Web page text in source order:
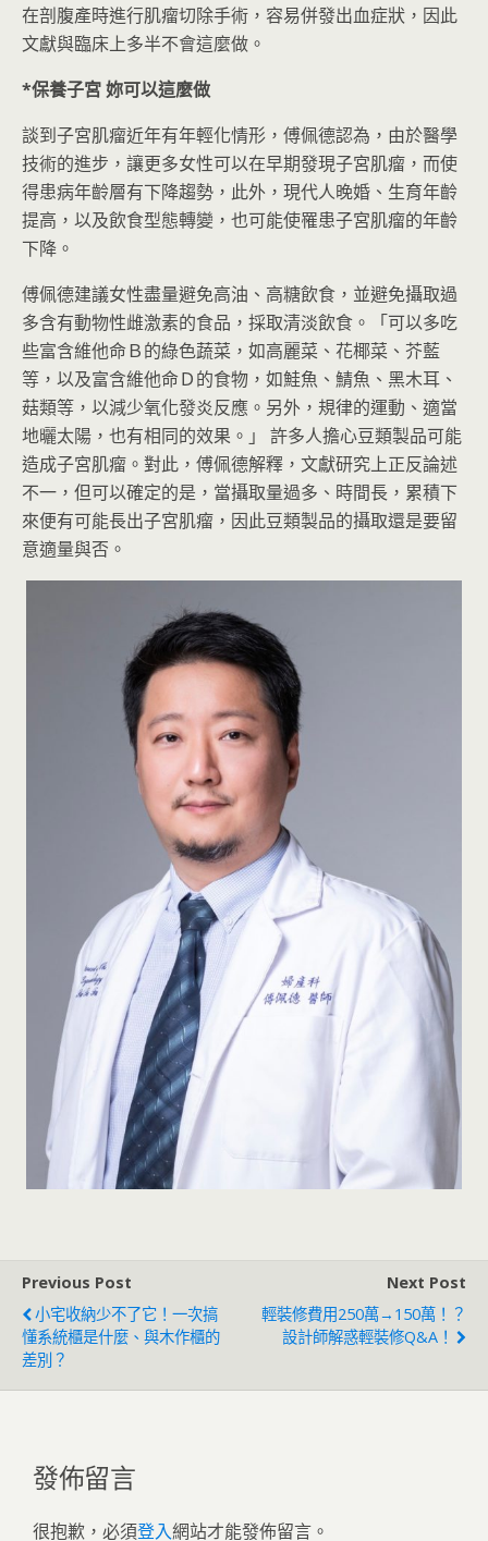
在剖腹產時進行肌瘤切除手術，容易併發出血症狀，因此
文獻與臨床上多半不會這麼做。
*保養子宮妳可以這麼做
談到子宮肌瘤近年有年輕化情形，傅佩德認為，由於醫學
技術的進步，讓更多女性可以在早期發現子宮肌瘤，而使
得患病年齡層有下降趨勢，此外，現代人晚婚、生育年齡
提高，以及飲食型態轉變，也可能使罹患子宮肌瘤的年齡
下降。
傅佩德建議女性盡量避免高油、高糖飲食，並避免攝取過
多含有動物性雌激素的食品，採取清淡飲食。「可以多吃
些富含維他命Ｂ的綠色蔬菜，如高麗菜、花椰菜、芥藍
等，以及富含維他命Ｄ的食物，如鮭魚、鯖魚、黑木耳、
菇類等，以減少氧化發炎反應。另外，規律的運動、適當
地曬太陽，也有相同的效果。」 許多人擔心豆類製品可能
造成子宮肌瘤。對此，傅佩德解釋，文獻研究上正反論述
不一，但可以確定的是，當攝取量過多、時間長，累積下
來便有可能長出子宮肌瘤，因此豆類製品的攝取還是要留
意適量與否。
Previous Post
小宅收納少不了它！一次搞
懂系統櫃是什麼、與木作櫃的
差別？
Next Post
輕裝修費用250萬→150萬！？
設計師解惑輕裝修Q&A！
發佈留言
很抱歉，必須登入網站才能發佈留言。